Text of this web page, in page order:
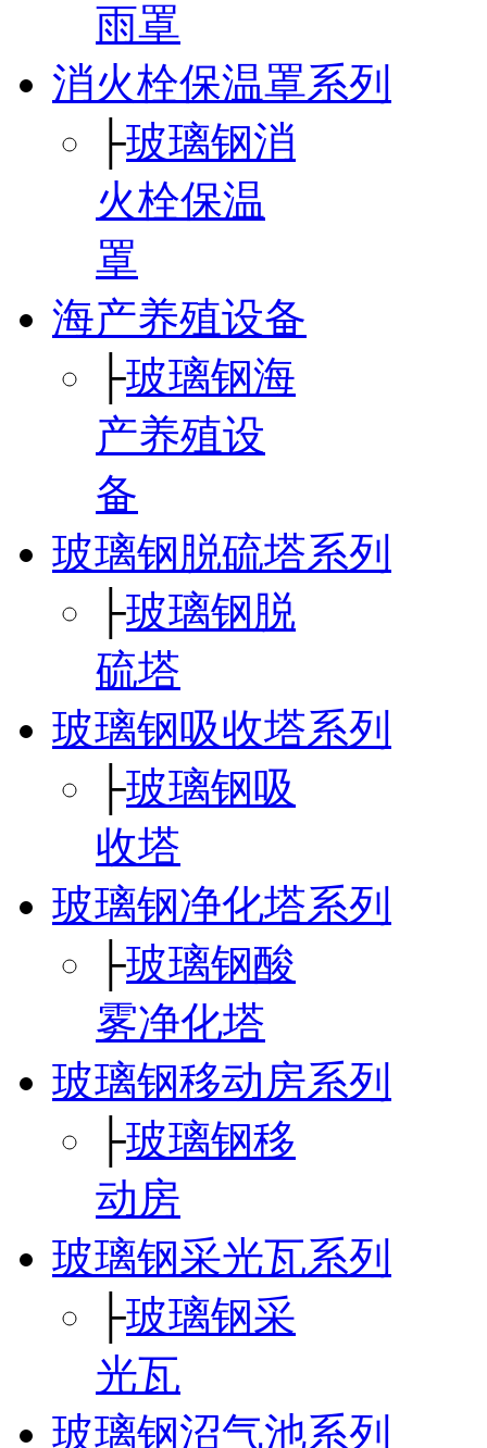
雨罩
消火栓保温罩系列
├玻璃钢消
火栓保温
罩
海产养殖设备
├玻璃钢海
产养殖设
备
玻璃钢脱硫塔系列
├玻璃钢脱
硫塔
玻璃钢吸收塔系列
├玻璃钢吸
收塔
玻璃钢净化塔系列
├玻璃钢酸
雾净化塔
玻璃钢移动房系列
├玻璃钢移
动房
玻璃钢采光瓦系列
├玻璃钢采
光瓦
玻璃钢沼气池系列